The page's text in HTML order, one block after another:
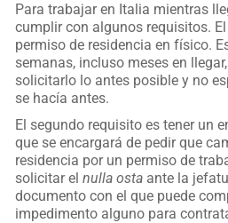
Para trabajar en Italia mientras
cumplir con algunos requisitos.
permiso de residencia en físico.
semanas, incluso meses en
solicitarlo lo antes posible y no
se hacía antes.
El segundo requisito es tener un
que se encargará de pedir que
residencia por un permiso de
solicitar elnulla osta ante la
documento con el que puede
impedimento alguno para